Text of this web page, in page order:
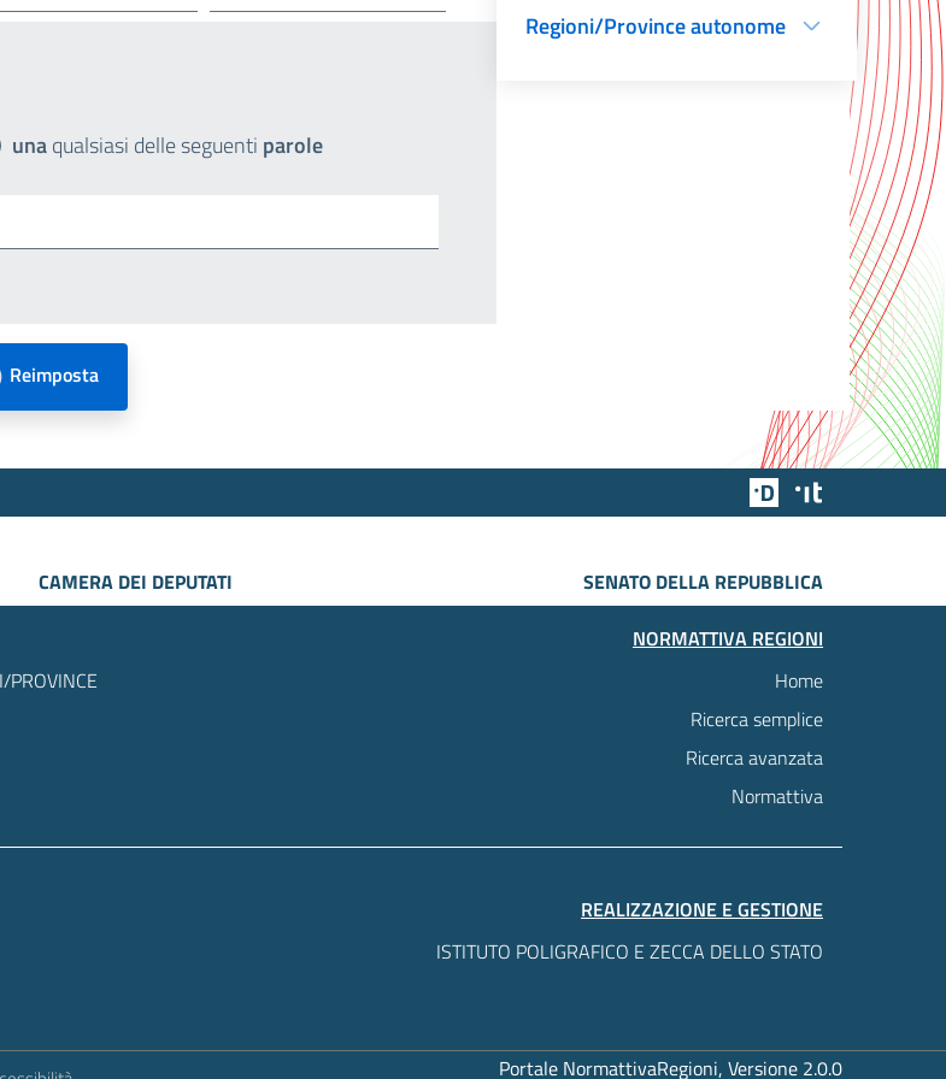
unaqualsiasi delle seguenti parole
Reimposta
Regioni/Province autonome
Team Digitale
CAMERA DEI DEPUTATI
SENATO DELLA REPUBBLICA
PROVINCE
NORMATTIVA REGIONI
Home
Ricerca semplice
Ricerca avanzata
Normattiva
REALIZZAZIONE E GESTIONE
ISTITUTO POLIGRAFICO E ZECCA DELLO STATO
Portale NormattivaRegioni, Versione 2.0.0